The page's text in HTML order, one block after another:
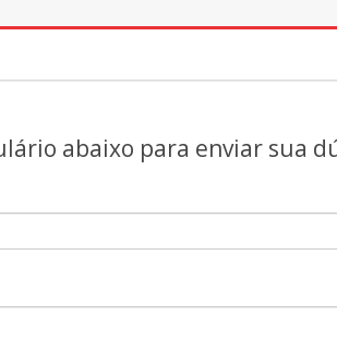
abaixo para enviar sua